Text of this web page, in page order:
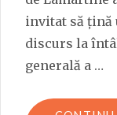
invitat să țină
discurs la
generală a …